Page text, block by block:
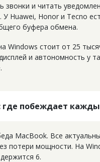
и читать
У Huawei, Honor и Tecno
буфера обмена.
Windows стоит от 25
и автономность у
где побеждает
MacBook. Все
потери мощности. На
6.